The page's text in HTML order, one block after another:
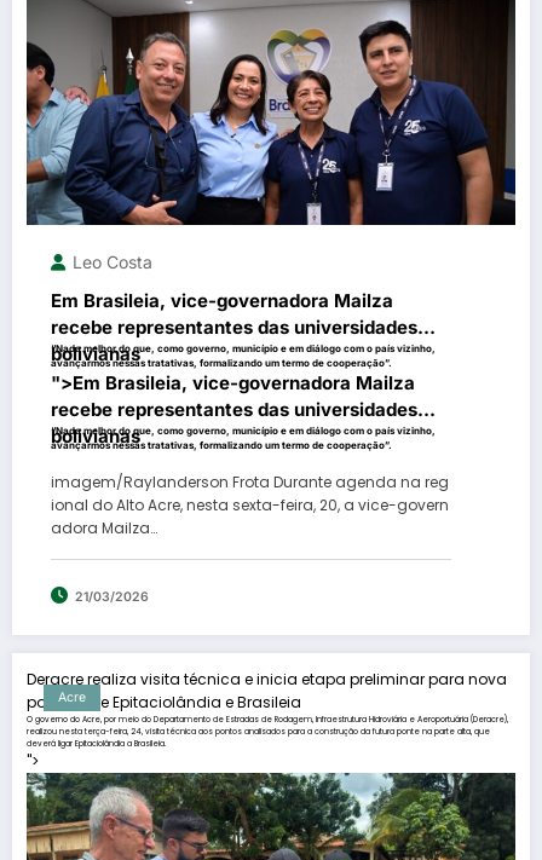
Leo Costa
Em Brasileia, vice-governadora Mailza
recebe representantes das universidades
bolivianas
“Nada melhor do que, como governo, município e em diálogo com o país vizinho,
avançarmos nessas tratativas, formalizando um termo de cooperação”.
">Em Brasileia, vice-governadora Mailza
recebe representantes das universidades
bolivianas
“Nada melhor do que, como governo, município e em diálogo com o país vizinho,
avançarmos nessas tratativas, formalizando um termo de cooperação”.
imagem/Raylanderson Frota Durante agenda na reg
ional do Alto Acre, nesta sexta-feira, 20, a vice-govern
adora Mailza…
21/03/2026
Deracre realiza visita técnica e inicia etapa preliminar para nova
ponte entre Epitaciolândia e Brasileia
O governo do Acre, por meio do Departamento de Estradas de Rodagem, Infraestrutura Hidroviária e Aeroportuária (Deracre),
realizou nesta terça-feira, 24, visita técnica aos pontos analisados para a construção da futura ponte na parte alta, que
deverá ligar Epitaciolândia a Brasileia.
">
Acre